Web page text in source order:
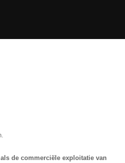
de commerciële exploitatie van